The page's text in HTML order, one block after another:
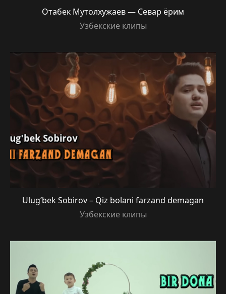
Отабек Мутолхужаев — Севар ёрим
Узбекские клипы
Ulug’bek Sobirov – Qiz bolani farzand demagan
Узбекские клипы